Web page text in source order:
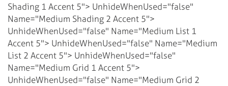
Shading 1 Accent 5"> UnhideWhenUsed="false"
Name="Medium Shading 2 Accent 5">
UnhideWhenUsed="false" Name="Medium List 1
Accent 5"> UnhideWhenUsed="false" Name="Medium
List 2 Accent 5"> UnhideWhenUsed="false"
Name="Medium Grid 1 Accent 5">
UnhideWhenUsed="false" Name="Medium Grid 2